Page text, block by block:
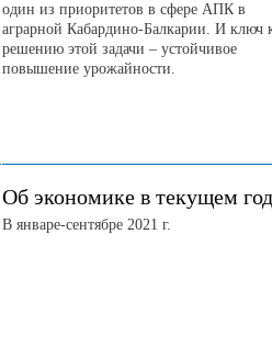
один из приоритетов в сфере АПК в
аграрной Кабардино-Балкарии. И ключ
решению этой задачи – устойчивое
повышение урожайности.
Об экономике в текущем
В январе-сентябре 2021 г.